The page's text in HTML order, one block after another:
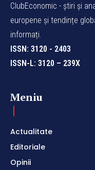
ClubEconomic - știri și
europene și tendințe
informați.
ISSN: 3120 - 2403
ISSN-L: 3120 – 239X
Meniu
Actualitate
Editoriale
Opinii